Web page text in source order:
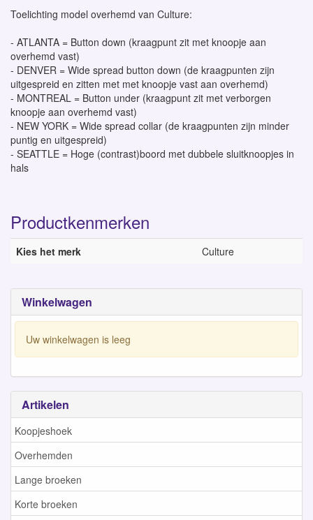
Winkelwagen
Uw winkelwagen is leeg
Artikelen
Koopjeshoek
Overhemden
Lange broeken
Korte broeken
Toelichting model overhemd van Culture:
- ATLANTA = Button down (kraagpunt zit met knoopje aan
overhemd vast)
- DENVER = Wide spread button down (de kraagpunten zijn
uitgespreid en zitten met met knoopje vast aan overhemd)
- MONTREAL = Button under (kraagpunt zit met verborgen
knoopje aan overhemd vast)
- NEW YORK = Wide spread collar (de kraagpunten zijn minder
puntig en uitgespreid)
- SEATTLE = Hoge (contrast)boord met dubbele sluitknoopjes in
hals
Productkenmerken
Kies het merk Culture